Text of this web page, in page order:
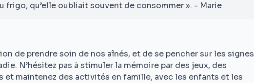
frigo, qu’elle oubliait souvent de consommer ». - Marie
de prendre soin de nos aînés, et de se pencher sur les signes
N’hésitez pas à stimuler la mémoire par des jeux, des
et maintenez des activités en famille, avec les enfants et les